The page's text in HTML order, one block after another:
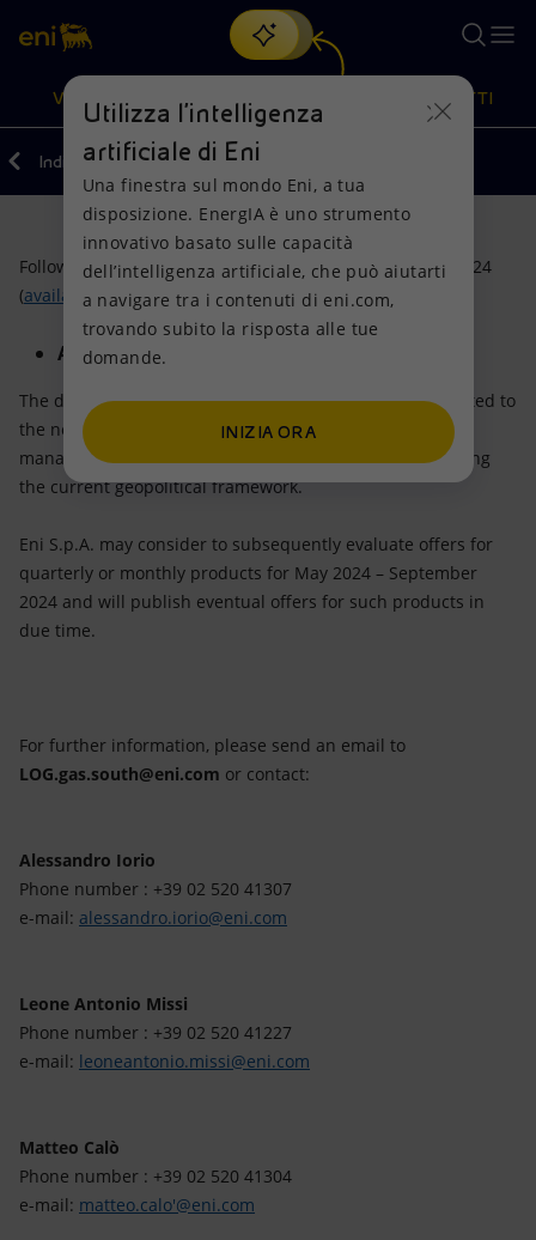
Cerca
Oppure scopri EnergIA, la nostra nuova soluzione di intelligenza
artificiale.
VISIONE
Visione
Mission e valori
Persone e Partnership
Net Zero
Modello satellitare
Energia accessibile
Innovazione
Azioni
Diversificazione energetica
Tecnologie per la transizione
Collaborazioni per l'innovazione
Attività nel mondo
PRODOTTI
Prodotti
Casa
Imprese
Mobilità
Indietro Aste e Bandi
Following the information notices published on 30/01/2024
(available here),Eni S.p.A. will not offer any Lots for:
April 2024.
The decision not to run the auction for April 2024 is related to
the need to plan in a reasonable and prudent way the
management of its own gas transport capacity considering
the current geopolitical framework.
Eni S.p.A. may consider to subsequently evaluate offers for
quarterly or monthly products for May 2024 – September
2024 and will publish eventual offers for such products in
due time.
For further information, please send an email to
LOG.gas.south@eni.com or contact:
Alessandro Iorio
Phone number : +39 02 520 41307
e-mail: alessandro.iorio@eni.com
Leone Antonio Missi
Phone number : +39 02 520 41227
e-mail: leoneantonio.missi@eni.com
Matteo Calò
Phone number : +39 02 520 41304
e-mail: matteo.calo'@eni.com
Utilizza l'intelligenza
artificiale di Eni
Una finestra sul mondo Eni, a tua
disposizione. EnergIA è uno strumento
innovativo basato sulle capacità
dell’intelligenza artificiale, che può aiutarti
a navigare tra i contenuti di eni.com,
trovando subito la risposta alle tue
domande.
INIZIA ORA